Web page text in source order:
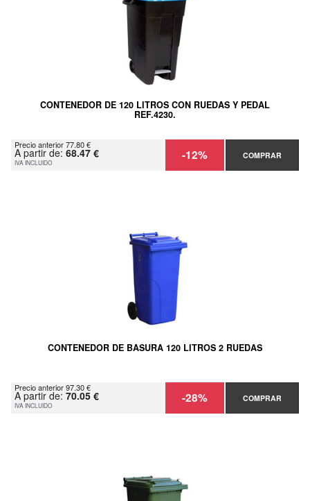
CONTENEDOR DE 120 LITROS CON RUEDAS Y PEDAL
REF.4230.
Precio anterior 77.80 €
A partir de: 68.47 €
IVA INCLUIDO -12% COMPRAR
CONTENEDOR DE BASURA 120 LITROS 2 RUEDAS
Precio anterior 97.30 €
A partir de: 70.05 €
IVA INCLUIDO -28% COMPRAR